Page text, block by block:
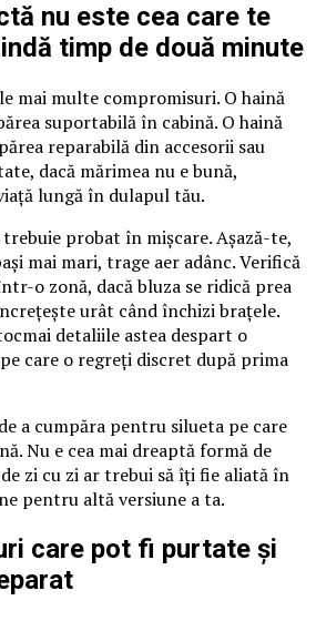
nu este cea care te
timp de două minute
mai multe compromisuri. O haină
suportabilă în cabină. O haină
reparabilă din accesorii sau
dacă mărimea nu e bună,
lungă în dulapul tău.
probat în mișcare. Așază-te,
mai mari, trage aer adânc. Verifică
o zonă, dacă bluza se ridică prea
urât când închizi brațele.
detaliile astea despart o
care o regreți discret după prima
a cumpăra pentru silueta pe care
Nu e cea mai dreaptă formă de
zi cu zi ar trebui să îți fie aliată în
pentru altă versiune a ta.
care pot fi purtate și